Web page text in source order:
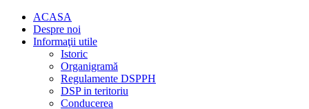
ACASA
Despre noi
Informaţii utile
Istoric
Organigramă
Regulamente DSPPH
DSP in teritoriu
Conducerea